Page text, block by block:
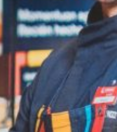
Fundación impulsamos